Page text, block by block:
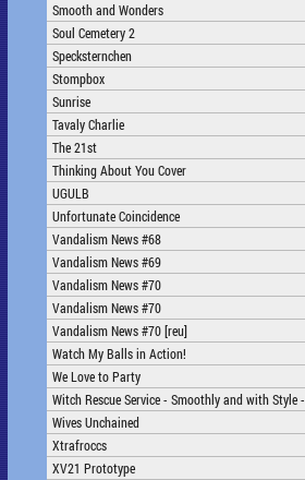
Smooth and Wonders
Soul Cemetery 2
Specksternchen
Stompbox
Sunrise
Tavaly Charlie
The 21st
Thinking About You Cover
UGULB
Unfortunate Coincidence
Vandalism News #68
Vandalism News #69
Vandalism News #70
Vandalism News #70
Vandalism News #70 [reu]
Watch My Balls in Action!
We Love to Party
Witch Rescue Service - Smoothly and with Style -
Wives Unchained
Xtrafroccs
XV21 Prototype